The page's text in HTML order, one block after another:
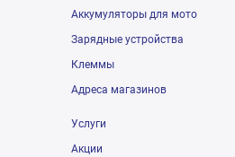
Аккумуляторы для мото
Зарядные устройства
Клеммы
Адреса магазинов
Услуги
Акции